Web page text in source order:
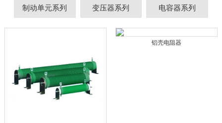
制动单元系列 变压器系列 电容器系列
铝壳电阻器